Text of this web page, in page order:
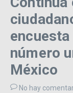
número
México
No hay